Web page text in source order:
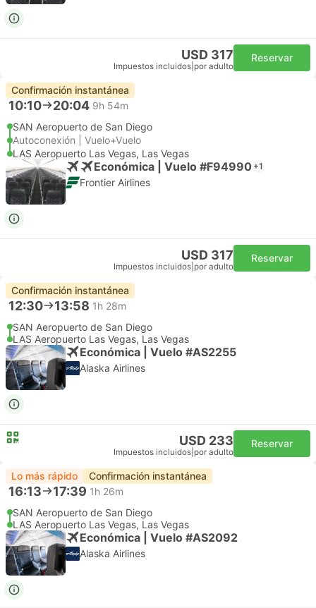
USD 317
Impuestos incluidos por adulto
Reservar
Confirmación instantánea
10:10 20:04 9h 54m
SAN Aeropuerto de San Diego
Autoconexión | Vuelo+Vuelo
LAS Aeropuerto Las Vegas, Las Vegas
Económica | Vuelo #F94990 +1
Frontier Airlines
USD 317
Impuestos incluidos por adulto
Reservar
Confirmación instantánea
12:30 13:58 1h 28m
SAN Aeropuerto de San Diego
LAS Aeropuerto Las Vegas, Las Vegas
Económica | Vuelo #AS2255
Alaska Airlines
USD 233
Impuestos incluidos por adulto
Reservar
Lo más rápido Confirmación instantánea
16:13 17:39 1h 26m
SAN Aeropuerto de San Diego
LAS Aeropuerto Las Vegas, Las Vegas
Económica | Vuelo #AS2092
Alaska Airlines